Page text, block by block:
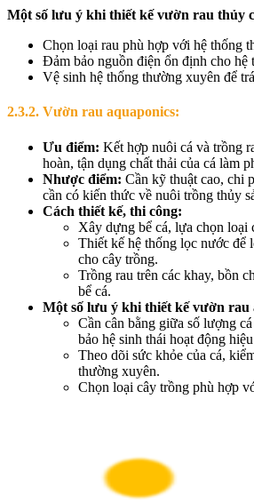
Một số lưu ý khi thiết kế vườn rau thủy
Chọn loại rau phù hợp với hệ thống
Đảm bảo nguồn điện ổn định cho hệ
Vệ sinh hệ thống thường xuyên để
2.3.2. Vườn rau aquaponics:
Ưu điểm: Kết hợp nuôi cá và trồng
hoàn, tận dụng chất thải của cá làm
Nhược điểm: Cần kỹ thuật cao, chi
cần có kiến thức về nuôi trồng thủy
Cách thiết kế, thi công:
Xây dựng bể cá, lựa chọn loại
Thiết kế hệ thống lọc nước để
cho cây trồng.
Trồng rau trên các khay, bồn
bể cá.
Một số lưu ý khi thiết kế vườn rau
Cần cân bằng giữa số lượng
bảo hệ sinh thái hoạt động
Theo dõi sức khỏe của cá,
thường xuyên.
Chọn loại cây trồng phù hợp